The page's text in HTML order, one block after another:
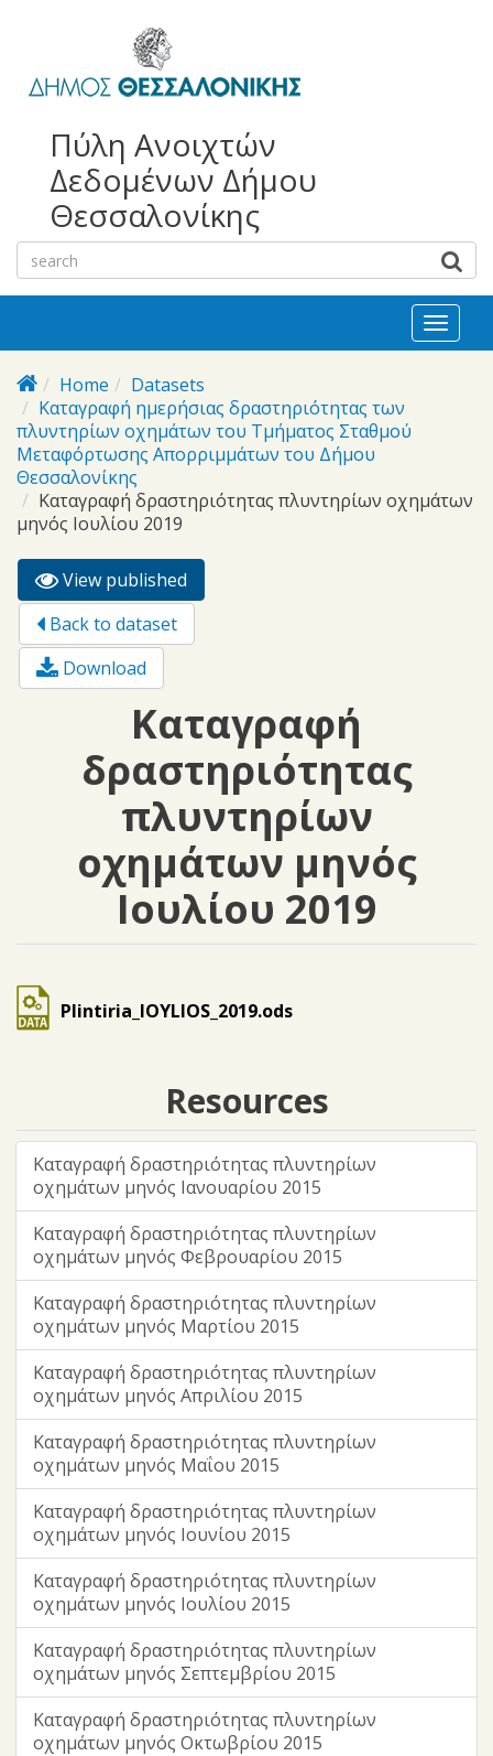
bayan
escort
escort
Πύλη Ανοιχτών
Δεδομένων Δήμου
Θεσσαλονίκης
Toggle
Home
Datasets
Καταγραφή ημερήσιας δραστηριότητας των
πλυντηρίων οχημάτων του Τμήματος Σταθμού
Μεταφόρτωσης Απορριμμάτων του Δήμου
Θεσσαλονίκης
Καταγραφή δραστηριότητας πλυντηρίων οχημάτων
μηνός Ιουλίου 2019
Primary tabs
View published
tab)
Back to dataset
Download
Καταγραφή
δραστηριότητας
πλυντηρίων
οχημάτων μηνός
Ιουλίου 2019
Plintiria_IOYLIOS_2019.ods
Resources
Καταγραφή δραστηριότητας πλυντηρίων
οχημάτων μηνός Ιανουαρίου 2015
Καταγραφή δραστηριότητας πλυντηρίων
οχημάτων μηνός Φεβρουαρίου 2015
Καταγραφή δραστηριότητας πλυντηρίων
οχημάτων μηνός Μαρτίου 2015
Καταγραφή δραστηριότητας πλυντηρίων
οχημάτων μηνός Απριλίου 2015
Καταγραφή δραστηριότητας πλυντηρίων
οχημάτων μηνός Μαΐου 2015
Καταγραφή δραστηριότητας πλυντηρίων
οχημάτων μηνός Ιουνίου 2015
Καταγραφή δραστηριότητας πλυντηρίων
οχημάτων μηνός Ιουλίου 2015
Καταγραφή δραστηριότητας πλυντηρίων
οχημάτων μηνός Σεπτεμβρίου 2015
Καταγραφή δραστηριότητας πλυντηρίων
οχημάτων μηνός Οκτωβρίου 2015